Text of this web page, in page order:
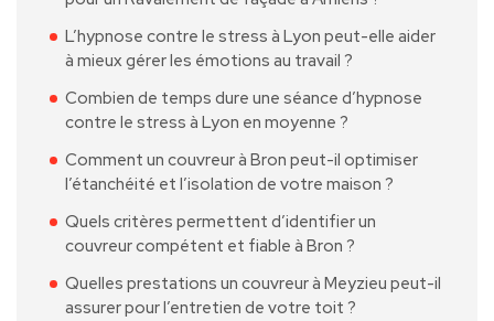
L’hypnose contre le stress à Lyon peut-elle aider
à mieux gérer les émotions au travail ?
Combien de temps dure une séance d’hypnose
contre le stress à Lyon en moyenne ?
Comment un couvreur à Bron peut-il optimiser
l’étanchéité et l’isolation de votre maison ?
Quels critères permettent d’identifier un
couvreur compétent et fiable à Bron ?
Quelles prestations un couvreur à Meyzieu peut-il
assurer pour l’entretien de votre toit ?